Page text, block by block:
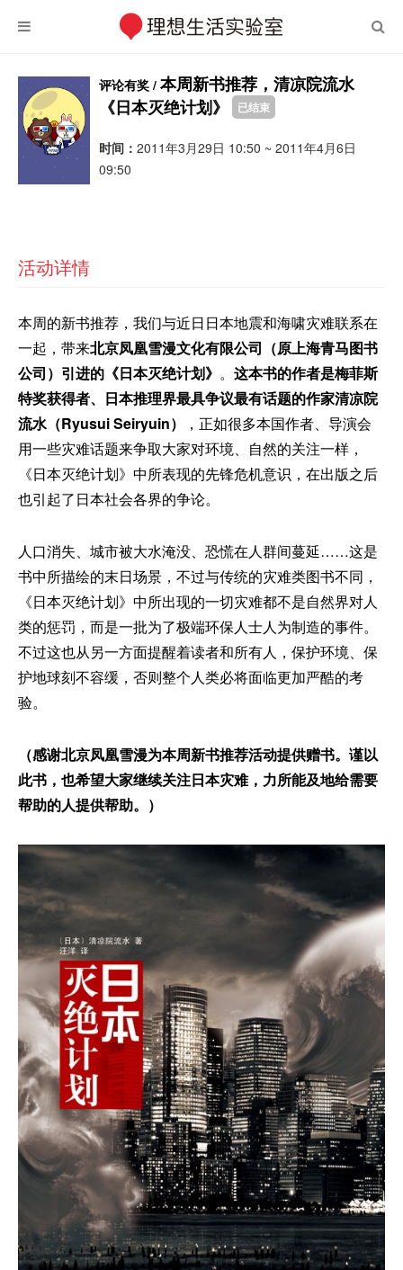
评论有奖 / 本周新书推荐，清凉院流水
《日本灭绝计划》
已结束
时间： 2011年3月29日 10:50 ~ 2011年4月6日
09:50
活动详情
本周的新书推荐，我们与近日日本地震和海啸灾难联系在
一起，带来北京凤凰雪漫文化有限公司（原上海青马图书
公司）引进的《日本灭绝计划》 。 这本书的作者是梅菲斯
特奖获得者、日本推理界最具争议最有话题的作家清凉院
流水（Ryusui Seiryuin）
，正如很多本国作者、导演会
用一些灾难话题来争取大家对环境、自然的关注一样，
《日本灭绝计划》中所表现的先锋危机意识，在出版之后
也引起了日本社会各界的争论。
人口消失、城市被大水淹没、恐慌在人群间蔓延……这是
书中所描绘的末日场景，不过与传统的灾难类图书不同，
《日本灭绝计划》中所出现的一切灾难都不是自然界对人
类的惩罚，而是一批为了极端环保人士人为制造的事件。
不过这也从另一方面提醒着读者和所有人，保护环境、保
护地球刻不容缓，否则整个人类必将面临更加严酷的考
验。
（感谢北京凤凰雪漫为本周新书推荐活动提供赠书。谨以
此书，也希望大家继续关注日本灾难，力所能及地给需要
帮助的人提供帮助。）